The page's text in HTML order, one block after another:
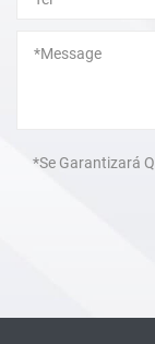
*Se Garantizará